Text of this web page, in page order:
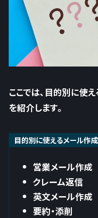
ここでは、目的別に使
を紹介します。
目的別に使えるメール作
営業メール作成
クレーム返信
英文メール作成
要約・添削